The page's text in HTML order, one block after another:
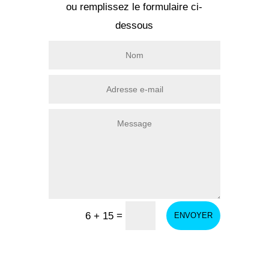
ou remplissez le formulaire ci-
dessous
6 + 15 = ENVOYER